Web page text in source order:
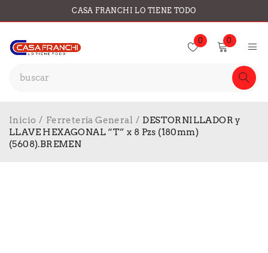
CASA FRANCHI LO TIENE TODO
0 0
Inicio / Ferretería General / DESTORNILLADOR y
LLAVE HEXAGONAL “T” x 8 Pzs (180mm)
(5608).BREMEN